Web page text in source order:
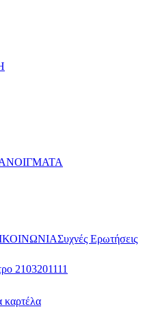
Συχνές Ερωτήσεις
2103201111
καρτέλα